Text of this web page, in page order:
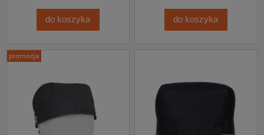
do koszyka do koszyka
promocja